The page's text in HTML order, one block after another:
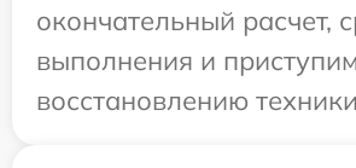
окончательный расчет,
выполнения и
восстановлению